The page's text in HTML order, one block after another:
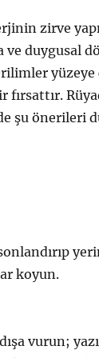
zirve
duygusal
yüzeye
fırsattır.
şu önerileri
koyun.
vurun;